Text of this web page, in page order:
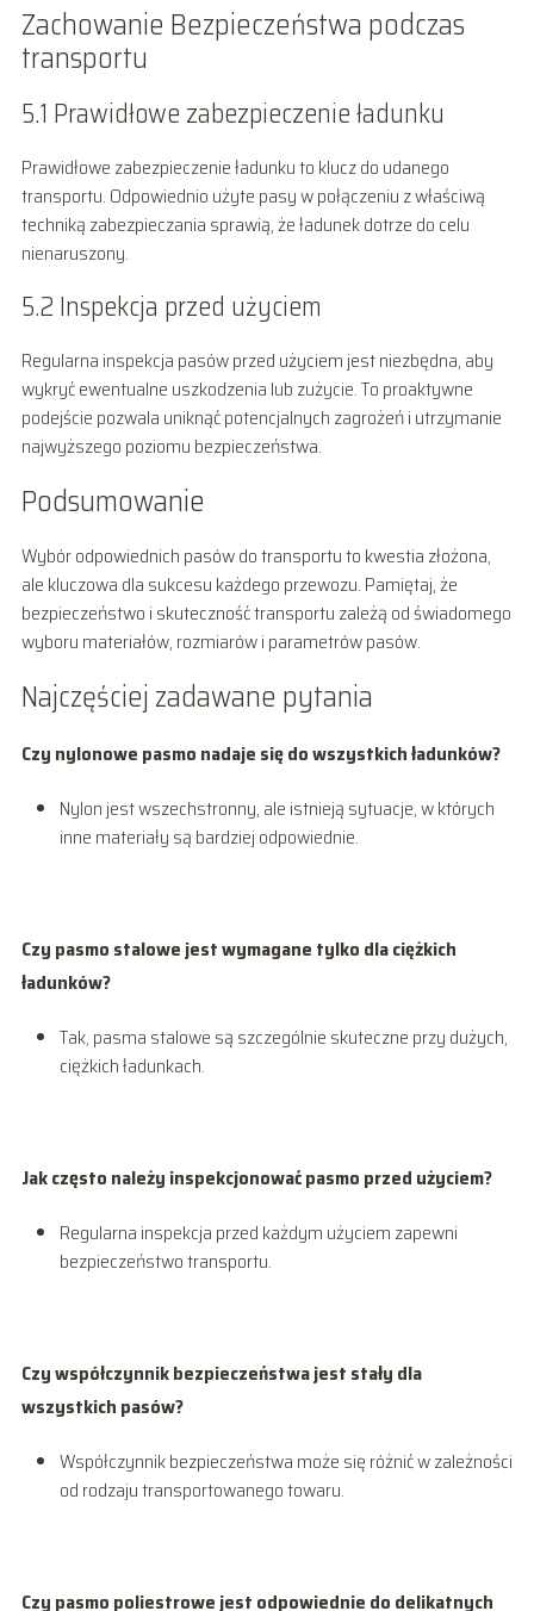
Zachowanie Bezpieczeństwa podczas
transportu
5.1 Prawidłowe zabezpieczenie ładunku
Prawidłowe zabezpieczenie ładunku to klucz do udanego
transportu. Odpowiednio użyte pasy w połączeniu z właściwą
techniką zabezpieczania sprawią, że ładunek dotrze do celu
nienaruszony.
5.2 Inspekcja przed użyciem
Regularna inspekcja pasów przed użyciem jest niezbędna, aby
wykryć ewentualne uszkodzenia lub zużycie. To proaktywne
podejście pozwala uniknąć potencjalnych zagrożeń i utrzymanie
najwyższego poziomu bezpieczeństwa.
Podsumowanie
Wybór odpowiednich pasów do transportu to kwestia złożona,
ale kluczowa dla sukcesu każdego przewozu. Pamiętaj, że
bezpieczeństwo i skuteczność transportu zależą od świadomego
wyboru materiałów, rozmiarów i parametrów pasów.
Najczęściej zadawane pytania
Czy nylonowe pasmo nadaje się do wszystkich ładunków?
Nylon jest wszechstronny, ale istnieją sytuacje, w których
inne materiały są bardziej odpowiednie.
Czy pasmo stalowe jest wymagane tylko dla ciężkich
ładunków?
Tak, pasma stalowe są szczególnie skuteczne przy dużych,
ciężkich ładunkach.
Jak często należy inspekcjonować pasmo przed użyciem?
Regularna inspekcja przed każdym użyciem zapewni
bezpieczeństwo transportu.
Czy współczynnik bezpieczeństwa jest stały dla
wszystkich pasów?
Współczynnik bezpieczeństwa może się różnić w zależności
od rodzaju transportowanego towaru.
Czy pasmo poliestrowe jest odpowiednie do delikatnych